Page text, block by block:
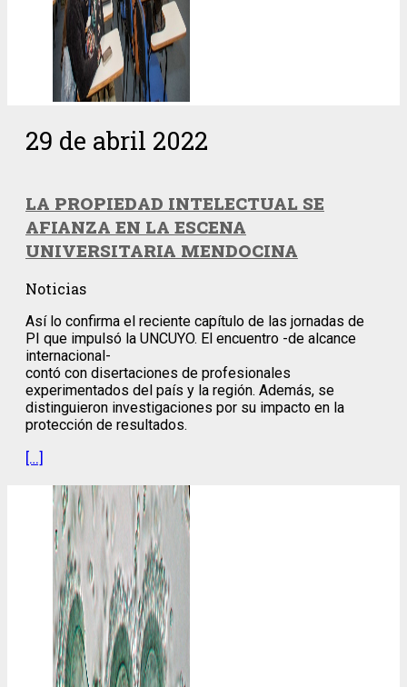
29 de abril 2022
LA PROPIEDAD INTELECTUAL SE
AFIANZA EN LA ESCENA
UNIVERSITARIA MENDOCINA
Noticias
Así lo confirma el reciente capítulo de las jornadas de
PI que impulsó la UNCUYO. El encuentro -de alcance
internacional-
contó con disertaciones de profesionales
experimentados del país y la región. Además, se
distinguieron investigaciones por su impacto en la
protección de resultados.
[…]